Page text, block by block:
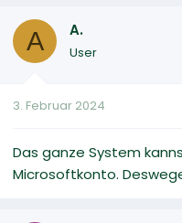
A A.
User
3. Februar 2024
Das ganze System
Microsoftkonto.